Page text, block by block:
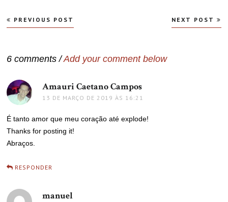
Navegação
de
PREVIOUS POST NEXT POST
6 comments /Add your comment below
Amauri Caetano Campos
13 DE MARÇO DE 2019 ÀS 16:21
É tanto amor que meu coração até explode!
Thanks for posting it!
Abraços.
RESPONDER
manuel